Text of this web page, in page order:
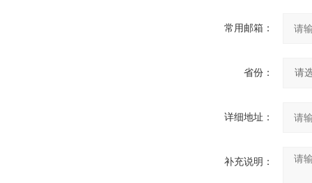
常用邮箱：
省份：
详细地址：
补充说明：